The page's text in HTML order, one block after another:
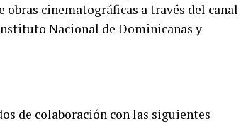
cinematográficas a través del canal
Nacional de Dominicanas y
de colaboración con las siguientes